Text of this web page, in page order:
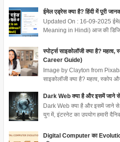
ईमेल एड्रेस क्या है? हिंदी में पूरी
Updated On : 16-09-2025
Meaning in Hindi) आज की
स्पोर्ट्स साइकोलॉजी क्या है?
Career Guide)
Image by Clayton from
साइकोलॉजी क्या है? महत्व,
Dark Web क्या है और इसमें जाने से
Dark Web क्या है और इसमें जाने
युग में, इंटरनेट का उपयोग हमारी
Digital Computer का